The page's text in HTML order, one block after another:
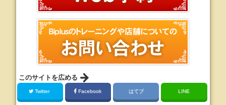
このサイトを広める
Twitter Facebook はてブ LINE